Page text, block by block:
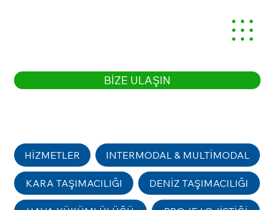
BİZE ULAŞIN
HİZMETLER INTERMODAL & MULTİMODAL
KARA TAŞIMACILIĞI DENİZ TAŞIMACILIĞI